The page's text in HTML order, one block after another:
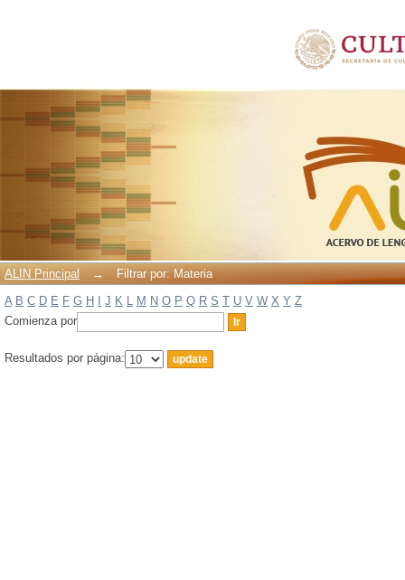
ALIN Principal →
Filtrar por: Materia
A B C D E F G H J K L M N O P Q R S T U V W X Y Z
Comienza por
Resultados por página: